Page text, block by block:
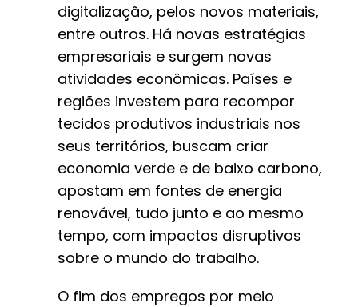
digitalização, pelos novos materiais,
entre outros. Há novas estratégias
empresariais e surgem novas
atividades econômicas. Países e
regiões investem para recompor
tecidos produtivos industriais nos
seus territórios, buscam criar
economia verde e de baixo carbono,
apostam em fontes de energia
renovável, tudo junto e ao mesmo
tempo, com impactos disruptivos
sobre o mundo do trabalho.
O fim dos empregos por meio